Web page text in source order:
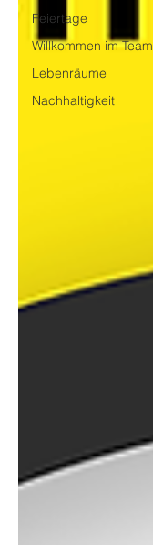
Feiertage
Willkommen im Team
Lebenräume
Nachhaltigkeit